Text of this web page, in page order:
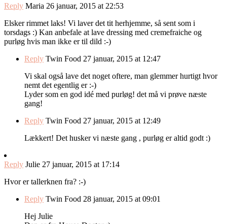
Reply Maria 26 januar, 2015 at 22:53
Elsker rimmet laks! Vi laver det tit herhjemme, så sent som i
torsdags :) Kan anbefale at lave dressing med cremefraiche og
purløg hvis man ikke er til dild :-)
Reply Twin Food 27 januar, 2015 at 12:47
Vi skal også lave det noget oftere, man glemmer hurtigt hvor
nemt det egentlig er :-)
Lyder som en god idé med purløg! det må vi prøve næste
gang!
Reply Twin Food 27 januar, 2015 at 12:49
Lækkert! Det husker vi næste gang , purløg er altid godt :)
Reply Julie 27 januar, 2015 at 17:14
Hvor er tallerknen fra? :-)
Reply Twin Food 28 januar, 2015 at 09:01
Hej Julie